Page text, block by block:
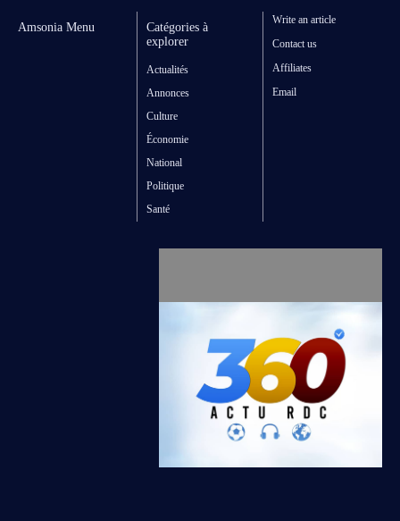
Amsonia Menu
Catégories à
explorer
Actualités
Annonces
Culture
Économie
National
Politique
Santé
Write an article
Contact us
Affiliates
Email